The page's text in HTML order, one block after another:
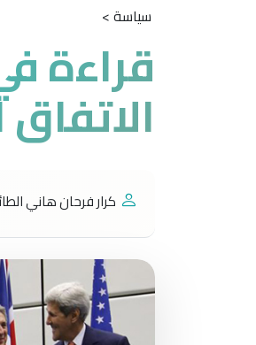
سياسة >
قراءة
كرار فرحان هاني